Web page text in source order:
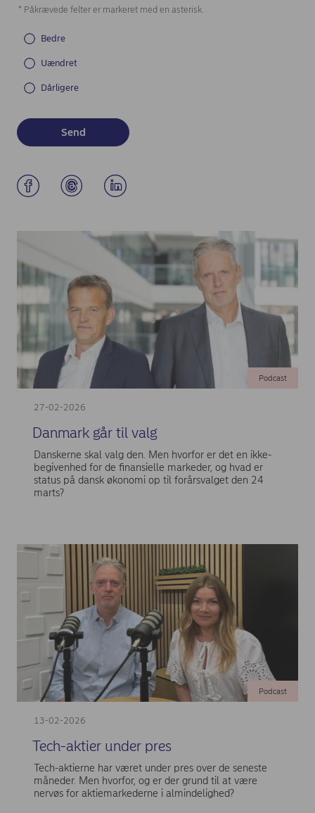
* Påkrævede felter er markeret med en asterisk.
Bedre
Uændret
Dårligere
27-02-2026
Podcast
Danmark går til valg
Danskerne skal valg den. Men hvorfor er det en ikke-
begivenhed for de finansielle markeder, og hvad er
status på dansk økonomi op til forårsvalget den 24
marts?
13-02-2026
Podcast
Tech-aktier under pres
Tech-aktierne har været under pres over de seneste
måneder. Men hvorfor, og er der grund til at være
nervøs for aktiemarkederne i almindelighed?